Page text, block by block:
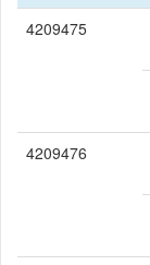
4209475
4209476